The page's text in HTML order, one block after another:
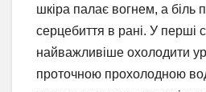
шкіра палає вогнем, а біль
серцебиття в рані. У перші
найважливіше охолодити
проточною прохолодною